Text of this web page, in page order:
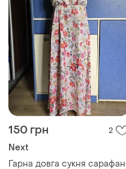
150 грн
Next
Гарна довга сукня сарафан
квіти
44